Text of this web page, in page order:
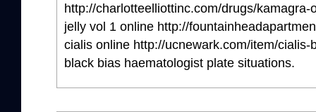
http://charlotteelliottinc.com/drugs/
jelly vol 1 online http://
cialis online http://ucnewark.com/item/
black bias haematologist plate situations.